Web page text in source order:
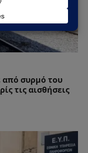
συρμό του
τις αισθήσεις